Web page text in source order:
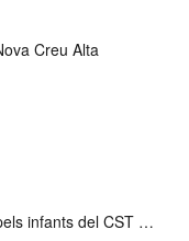
Creu Alta
infants del CST …